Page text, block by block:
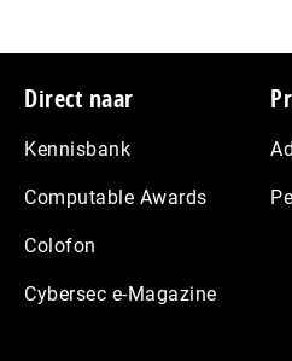
Footer
Direct naar
Kennisbank
Computable Awards
Colofon
Cybersec e-Magazine